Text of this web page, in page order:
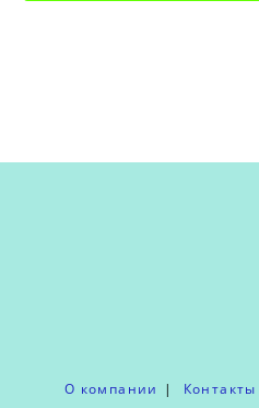
О компании Контакты